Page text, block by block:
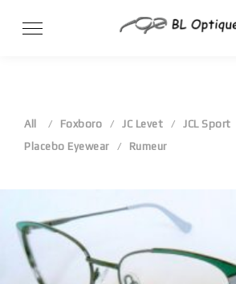
All Foxboro JC Levet
JCL Sport
Placebo Eyewear
Rumeur